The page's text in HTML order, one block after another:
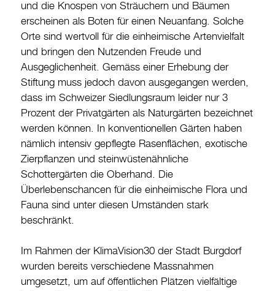
und die Knospen von Sträuchern und Bäumen
erscheinen als Boten für einen Neuanfang. Solche
Orte sind wertvoll für die einheimische Artenvielfalt
und bringen den Nutzenden Freude und
Ausgeglichenheit. Gemäss einer Erhebung der
Stiftung muss jedoch davon ausgegangen werden,
dass im Schweizer Siedlungsraum leider nur 3
Prozent der Privatgärten als Naturgärten bezeichnet
werden können. In konventionellen Gärten haben
nämlich intensiv gepflegte Rasenflächen, exotische
Zierpflanzen und steinwüstenähnliche
Schottergärten die Oberhand. Die
Überlebenschancen für die einheimische Flora und
Fauna sind unter diesen Umständen stark
beschränkt.
Im Rahmen der KlimaVision30 der Stadt Burgdorf
wurden bereits verschiedene Massnahmen
umgesetzt, um auf öffentlichen Plätzen vielfältige